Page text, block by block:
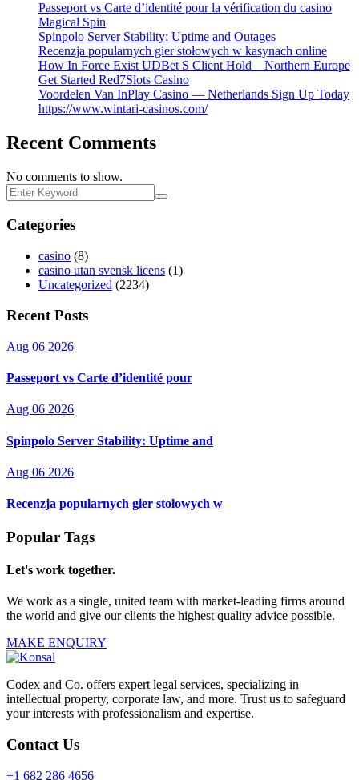
Passeport vs Carte d’identité pour la vérification du casino
Magical Spin
Spinpolo Server Stability: Uptime and Outages
Recenzja popularnych gier stołowych w kasynach online
How In Force Exist UDBet S Client Hold _ Northern Europe
Get Started Red7Slots Casino
Voordelen Van InPlay Casino — Netherlands Sign Up Today
https://www.wintari-casinos.com/
Recent Comments
No comments to show.
Categories
casino (8)
casino utan svensk licens (1)
Uncategorized (2234)
Recent Posts
Aug 06 2026
Passeport vs Carte d’identité pour
Aug 06 2026
Spinpolo Server Stability: Uptime and
Aug 06 2026
Recenzja popularnych gier stołowych w
Popular Tags
Let's work together.
We work as a single, united team with market-leading firms around
the world and give our clients the highest quality advice possible.
MAKE ENQUIRY
Codex and Co. offers expert legal services, specializing in
intellectual property, corporate law, and more. Trust us to safeguard
your interests with professionalism and expertise.
Contact Us
+1 682 286 4656